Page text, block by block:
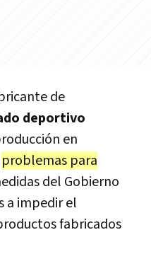
de
deportivo
en
problemas para
del Gobierno
a impedir el
fabricados